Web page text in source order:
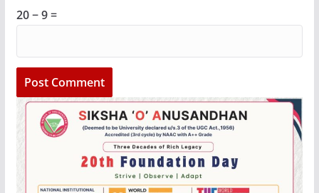
20 − 9 =